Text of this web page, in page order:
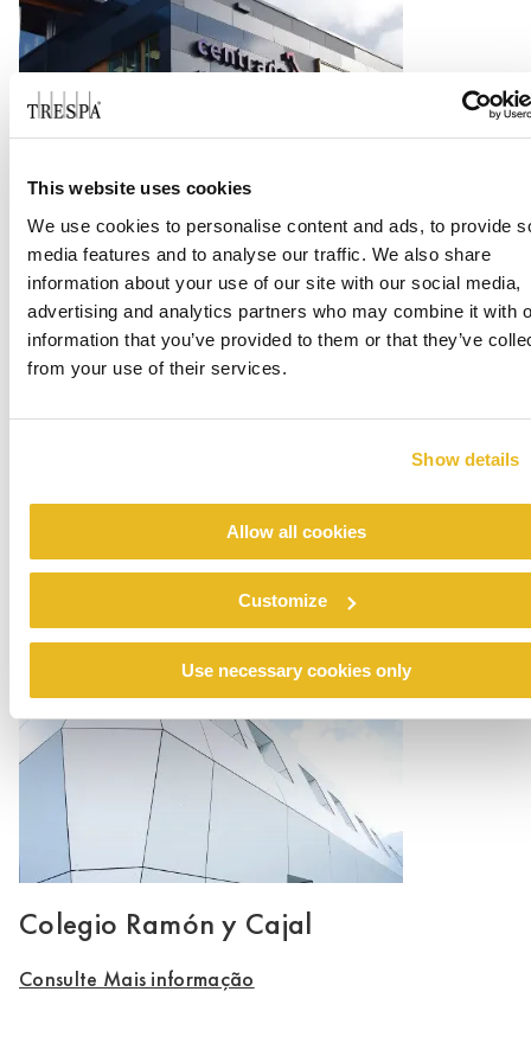
This website uses cookies
We use cookies to personalise content and ads, to provide
media features and to analyse our traffic. We also share
information about your use of our site with our social media,
advertising and analytics partners who may combine it with
information that you’ve provided to them or that they’ve
from your use of their services.
Show details
Allow all cookies
Customize
Use necessary cookies only
Office Centrada
Consulte Mais informação
Renovation emergency shelter Stein
Consulte Mais informação
Colegio Ramón y Cajal
Consulte Mais informação